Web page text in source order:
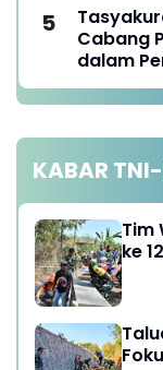
Cabang
dalam
KABAR
Tim
ke